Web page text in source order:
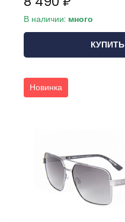
В наличии: много
КУПИТЬ
Новинка